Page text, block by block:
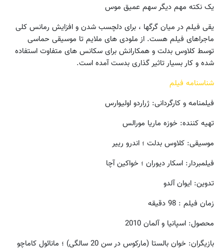
یک نکته مهم دیگر سهم عمیق موس
یقی فیلم در میان گرگها ، برای دلچسب شدن و افزایش رمانس کلی
ماجراهای فیلم هست. از ملودی های ملایم تا موسیقی حماسی
توسط کلاوس بدلت و همکارانش برای سکانس های متفاوت استفاده
شده و کار بسیار تاثیر گذاری بدست آمده است.
شناسنامه فیلم
فیلمنامه و کارگردانی: ژراردو اولیوارس
تهیه کننده: خوزه ماریا مورالس
موسیقی: کلاوس بدلت ؛ اندرو رییر
فیلمبردار: اسکار دیوران ؛ خواکین آچا
تدوین: ایوان آلدو
زمان فیلم : 98 دقیقه
محصول: اسپانیا و آلمان 2010
بازیگران: خوان بالستا (مارکوس در سن 20 سالگی) ؛ مانائول کاماچو